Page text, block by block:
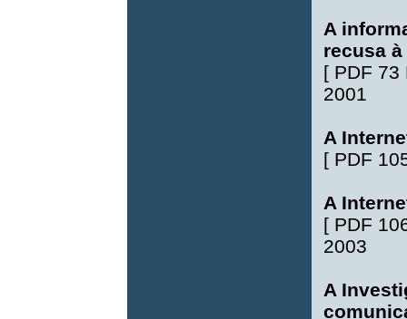
A
recusa
[ PDF 73
2001
A
[ PDF
A
[ PDF
2003
A